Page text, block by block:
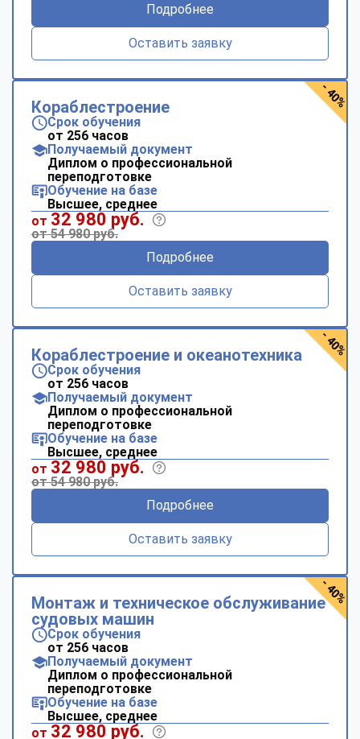
Подробнее
Оставить заявку
Кораблестроение
Срок обучения
от 256 часов
Получаемый документ
Диплом о профессиональной
переподготовке
Обучение на базе
Высшее, среднее
от 32 980 руб.
от 54 980 руб.
Подробнее
Оставить заявку
- 40%
Кораблестроение и океанотехника
Срок обучения
от 256 часов
Получаемый документ
Диплом о профессиональной
переподготовке
Обучение на базе
Высшее, среднее
от 32 980 руб.
от 54 980 руб.
Подробнее
Оставить заявку
- 40%
Монтаж и техническое обслуживание
судовых машин
Срок обучения
от 256 часов
Получаемый документ
Диплом о профессиональной
переподготовке
Обучение на базе
Высшее, среднее
от 32 980 руб.
- 40%